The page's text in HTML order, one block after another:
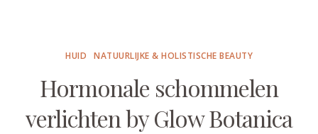
HUID NATUURLIJKE & HOLISTISCHE BEAUTY
Hormonale schommelen
verlichten by Glow Botanica